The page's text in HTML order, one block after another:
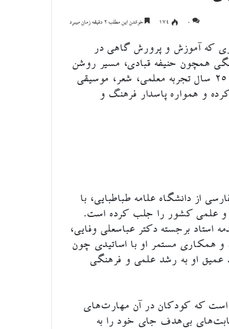
۰ 174 خواندن این مطلب 2 دقیقه زمان میبرد
که آموزش و پرورش گاهی در
همچون حنیفه قبادی، مسیر روشن
و الهام‌بخشی برای نسل آینده ترسیم می‌کنند. بانویی که با بیش از ۲۵ سال تجربه معلمی، شعر، موسیقی
و همواره پاسدار فرهنگ و
از دانشگاه علامه طباطبایی، با
و علمی کشور را جلب کرده است.
استاد برجسته دکتر عباسعلی وفایی،
و همکاری مستمر او با اساتیدی چون
عمیق او به رشد علمی و فرهنگی
است که کودکان در آن مهارت‌های
بی‌هدف جای خود را به